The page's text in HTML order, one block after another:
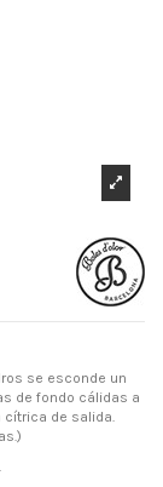
se esconde un
de fondo cálidas a
de salida.